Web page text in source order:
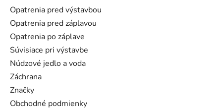
Opatrenia pred výstavbou
Opatrenia pred záplavou
Opatrenia po záplave
Súvisiace pri výstavbe
Núdzové jedlo a voda
Záchrana
Značky
Obchodné podmienky